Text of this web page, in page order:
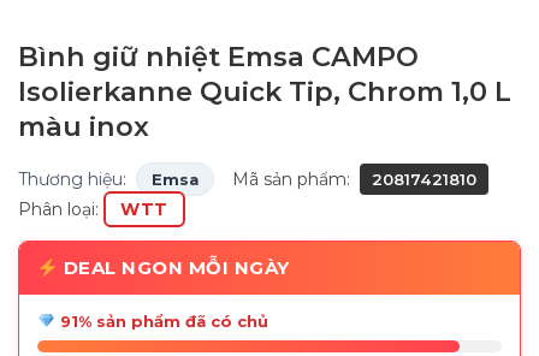
Bình giữ nhiệt Emsa CAMPO
Isolierkanne Quick Tip, Chrom 1,0 L
màu inox
Thương hiệu: Emsa Mã sản phẩm: 20817421810
Phân loại: WTT
DEAL NGON MỖI NGÀY
91% sản phẩm đã có chủ